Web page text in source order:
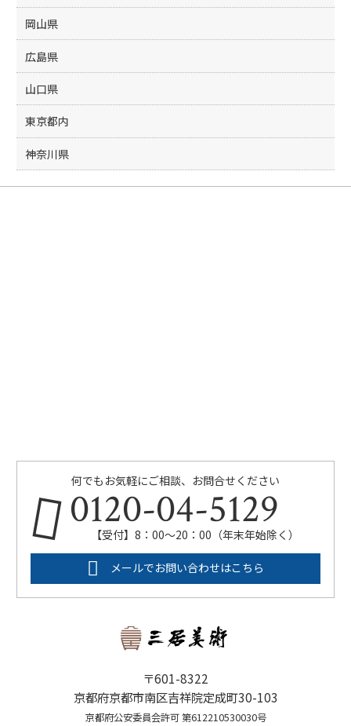
岡山県
広島県
山口県
東京都内
神奈川県
何でもお気軽にご相談、お問合せください
0120-04-5129
【受付】8：00～20：00（年末年始除く）
メールでお問い合わせはこちら
〒601-8322
京都府京都市南区吉祥院定成町30-103
京都府公安委員会許可 第612210530030号